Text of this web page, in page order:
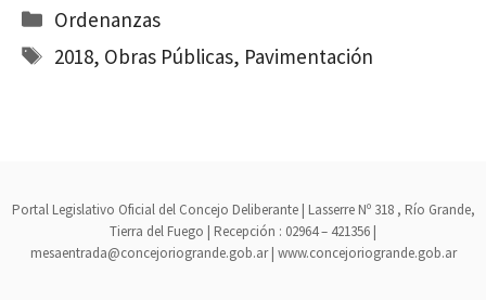
Categorías
Ordenanzas
Etiquetas
2018, Obras Públicas, Pavimentación
Portal Legislativo Oficial del Concejo Deliberante | Lasserre Nº 318 , Río Grande,
Tierra del Fuego | Recepción : 02964 – 421356 |
mesaentrada@concejoriogrande.gob.ar | www.concejoriogrande.gob.ar